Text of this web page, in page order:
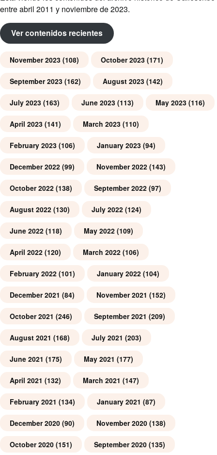
entre abril 2011 y noviembre de 2023.
Ver contenidos recientes
November 2023 (108) October 2023 (171)
September 2023 (162) August 2023 (142)
July 2023 (163) June 2023 (113) May 2023 (116)
April 2023 (141) March 2023 (110)
February 2023 (106) January 2023 (94)
December 2022 (99) November 2022 (143)
October 2022 (138) September 2022 (97)
August 2022 (130) July 2022 (124)
June 2022 (118) May 2022 (109)
April 2022 (120) March 2022 (106)
February 2022 (101) January 2022 (104)
December 2021 (84) November 2021 (152)
October 2021 (246) September 2021 (209)
August 2021 (168) July 2021 (203)
June 2021 (175) May 2021 (177)
April 2021 (132) March 2021 (147)
February 2021 (134) January 2021 (87)
December 2020 (90) November 2020 (138)
October 2020 (151) September 2020 (135)